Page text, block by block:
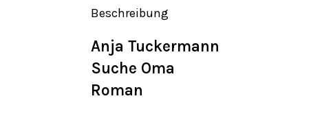
Beschreibung
Anja Tuckermann
Suche Oma
Roman